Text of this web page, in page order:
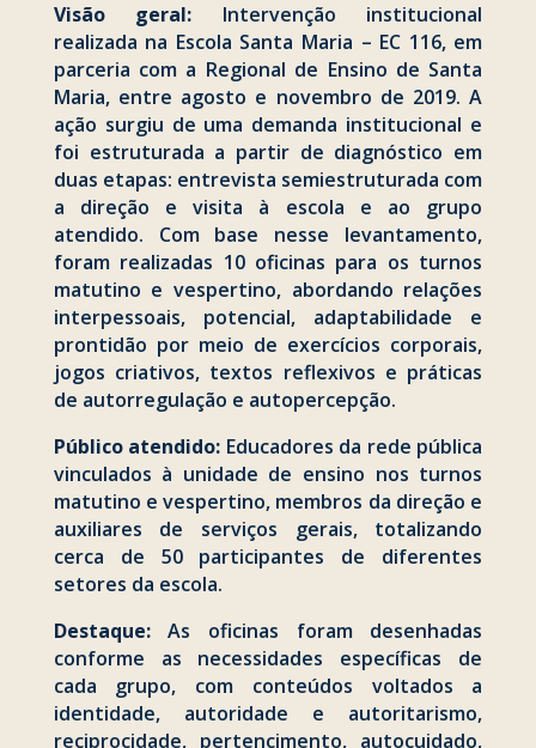
Visão geral: Intervenção institucional
realizada na Escola Santa Maria – EC 116, em
parceria com a Regional de Ensino de Santa
Maria, entre agosto e novembro de 2019. A
ação surgiu de uma demanda institucional e
foi estruturada a partir de diagnóstico em
duas etapas: entrevista semiestruturada com
a direção e visita à escola e ao grupo
atendido. Com base nesse levantamento,
foram realizadas 10 oficinas para os turnos
matutino e vespertino, abordando relações
interpessoais, potencial, adaptabilidade e
prontidão por meio de exercícios corporais,
jogos criativos, textos reflexivos e práticas
de autorregulação e autopercepção.
Público atendido: Educadores da rede pública
vinculados à unidade de ensino nos turnos
matutino e vespertino, membros da direção e
auxiliares de serviços gerais, totalizando
cerca de 50 participantes de diferentes
setores da escola.
Destaque:As oficinas foram desenhadas
conforme as necessidades específicas de
cada grupo, com conteúdos voltados a
identidade, autoridade e autoritarismo,
reciprocidade, pertencimento, autocuidado,